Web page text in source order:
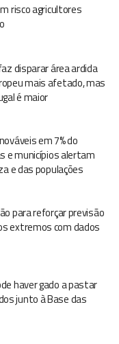
risco agricultores
disparar área ardida
mais afetado, mas
é maior
em 7% do
e municípios alertam
e das populações
para reforçar previsão
extremos com dados
haver gado a pastar
junto à Base das